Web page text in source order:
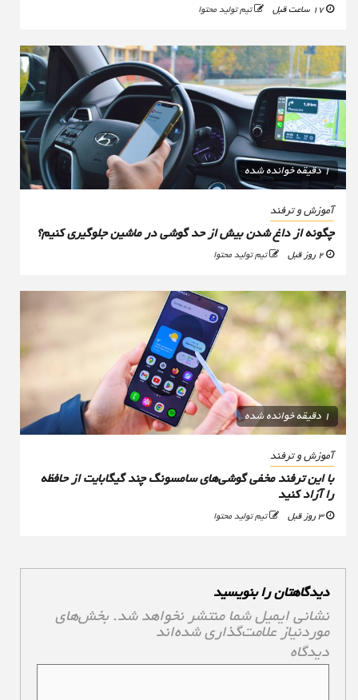
تیم تولید محتوا
1 دقیقه خوانده شده
آموزش و ترفند
چگونه از داغ شدن بیش از حد گوشی در ماشین جلوگیری کنیم؟
تیم تولید محتوا
1 دقیقه خوانده شده
آموزش و ترفند
با این ترفند مخفی گوشی‌های سامسونگ چند گیگابایت از حافظه
را آزاد کنید
تیم تولید محتوا
دیدگاهتان را بنویسید
نشانی ایمیل شما منتشر نخواهد شد.بخش‌های
موردنیاز علامت‌گذاری شده‌اند*
دیدگاه*